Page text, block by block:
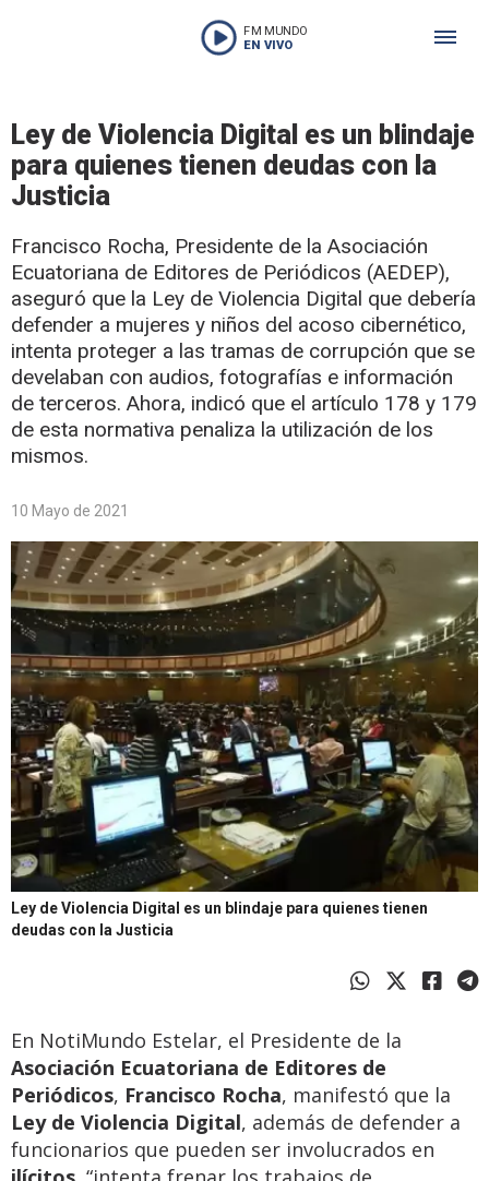
FM MUNDO
EN VIVO
Ley de Violencia Digital es un blindaje
para quienes tienen deudas con la
Justicia
Francisco Rocha, Presidente de la Asociación
Ecuatoriana de Editores de Periódicos (AEDEP),
aseguró que la Ley de Violencia Digital que debería
defender a mujeres y niños del acoso cibernético,
intenta proteger a las tramas de corrupción que se
develaban con audios, fotografías e información
de terceros. Ahora, indicó que el artículo 178 y 179
de esta normativa penaliza la utilización de los
mismos.
10 Mayo de 2021
Ley de Violencia Digital es un blindaje para quienes tienen
deudas con la Justicia
En NotiMundo Estelar, el Presidente de la
Asociación Ecuatoriana de Editores de
Periódicos, Francisco Rocha, manifestó que la
Ley de Violencia Digital, además de defender a
funcionarios que pueden ser involucrados en